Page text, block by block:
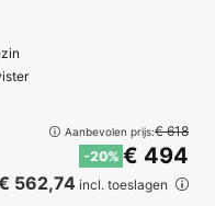
Aanbevolen prijs:€ 618
-20% € 494
562,74incl. toeslagen